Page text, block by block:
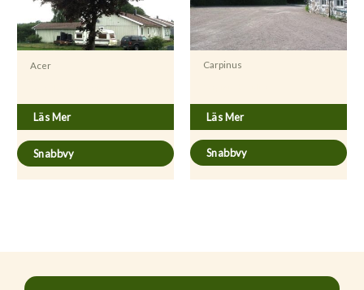
Acer
Läs Mer
Snabbvy
Carpinus
Läs Mer
Snabbvy